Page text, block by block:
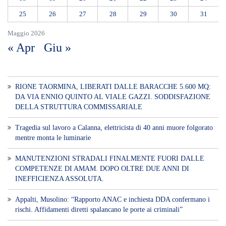
Maggio 2026
25 26 27 28 29 30 31
« Apr Giu »
RIONE TAORMINA, LIBERATI DALLE BARACCHE 5.600 MQ:
DA VIA ENNIO QUINTO AL VIALE GAZZI. SODDISFAZIONE
DELLA STRUTTURA COMMISSARIALE
Tragedia sul lavoro a Calanna, elettricista di 40 anni muore folgorato
mentre monta le luminarie
MANUTENZIONI STRADALI FINALMENTE FUORI DALLE
COMPETENZE DI AMAM. DOPO OLTRE DUE ANNI DI
INEFFICIENZA ASSOLUTA.
​Appalti, Musolino: “Rapporto ANAC e inchiesta DDA confermano i
rischi. Affidamenti diretti spalancano le porte ai criminali”